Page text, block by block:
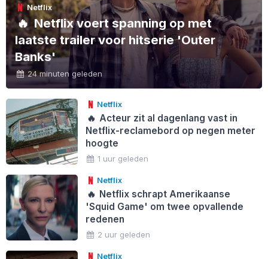
Netflix
🔥Netflix voert spanning op met
laatste trailer voor hitserie 'Outer
Banks'
24 minuten geleden
Netflix
🔥 Acteur zit al dagenlang vast in
Netflix-reclamebord op negen meter
hoogte
1 uur geleden
Netflix
🔥 Netflix schrapt Amerikaanse
'Squid Game' om twee opvallende
redenen
2 uur geleden
Netflix